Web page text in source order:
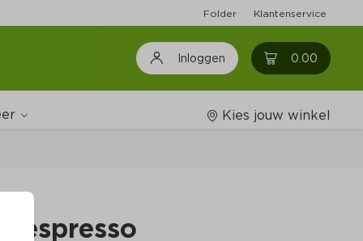
Folder Klantenservice
Inloggen 0.00 0
Kies jouw winkel
espresso